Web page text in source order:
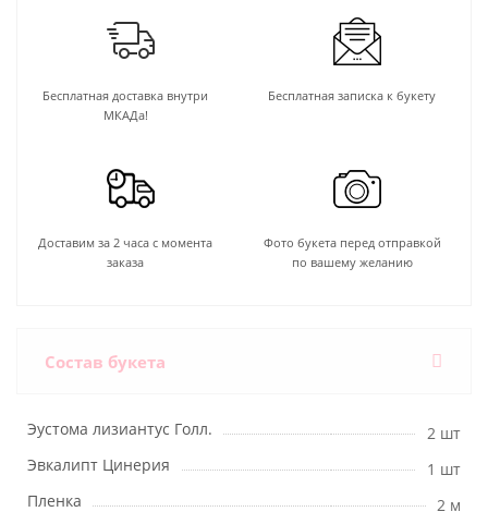
Бесплатная доставка внутри
МКАДа!
Бесплатная записка к букету
Доставим за 2 часа с момента
заказа
Фото букета перед отправкой
по вашему желанию
Состав букета
Эустома лизиантус Голл.
2 шт
Эвкалипт Цинерия
1 шт
Пленка
2 м